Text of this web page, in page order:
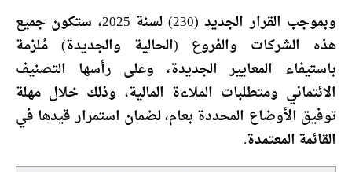
وبموجب القرار الجديد (230) لسنة 2025، ستكون جميع
هذه الشركات والفروع (الحالية والجديدة) مُلزمة
باستيفاء المعايير الجديدة، وعلى رأسها التصنيف
الائتماني ومتطلبات الملاءة المالية، وذلك خلال مهلة
توفيق الأوضاع المحددة بعام، لضمان استمرار قيدها في
القائمة المعتمدة.